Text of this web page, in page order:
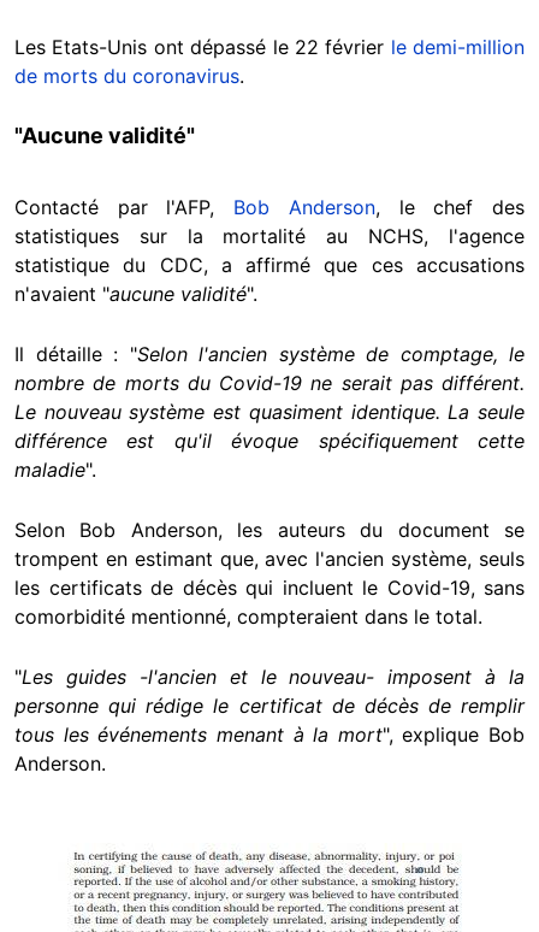
Les Etats-Unis ont dépassé le 22 février le demi-million
de morts du coronavirus.
"Aucune validité"
Contacté par l'AFP, Bob Anderson, le chef des
statistiques sur la mortalité au NCHS, l'agence
statistique du CDC, a affirmé que ces accusations
n'avaient "aucune validité".
Il détaille : "Selon l'ancien système de comptage, le
nombre de morts du Covid-19 ne serait pas différent.
Le nouveau système est quasiment identique. La seule
différence est qu'il évoque spécifiquement cette
maladie".
Selon Bob Anderson, les auteurs du document se
trompent en estimant que, avec l'ancien système, seuls
les certificats de décès qui incluent le Covid-19, sans
comorbidité mentionné, compteraient dans le total.
"Les guides -l'ancien et le nouveau- imposent à la
personne qui rédige le certificat de décès de remplir
tous les événements menant à la mort", explique Bob
Anderson.